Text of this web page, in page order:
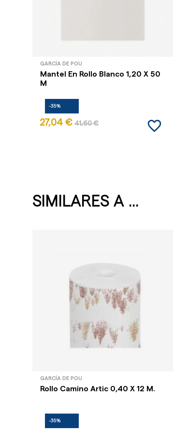
GARCÍA DE POU
Mantel En Rollo Blanco 1,20 X 50
M
-35%
27,04 € 41,60 € favorite_border
SIMILARES A ...
GARCÍA DE POU
Rollo Camino Artic 0,40 X 12 M.
-35%